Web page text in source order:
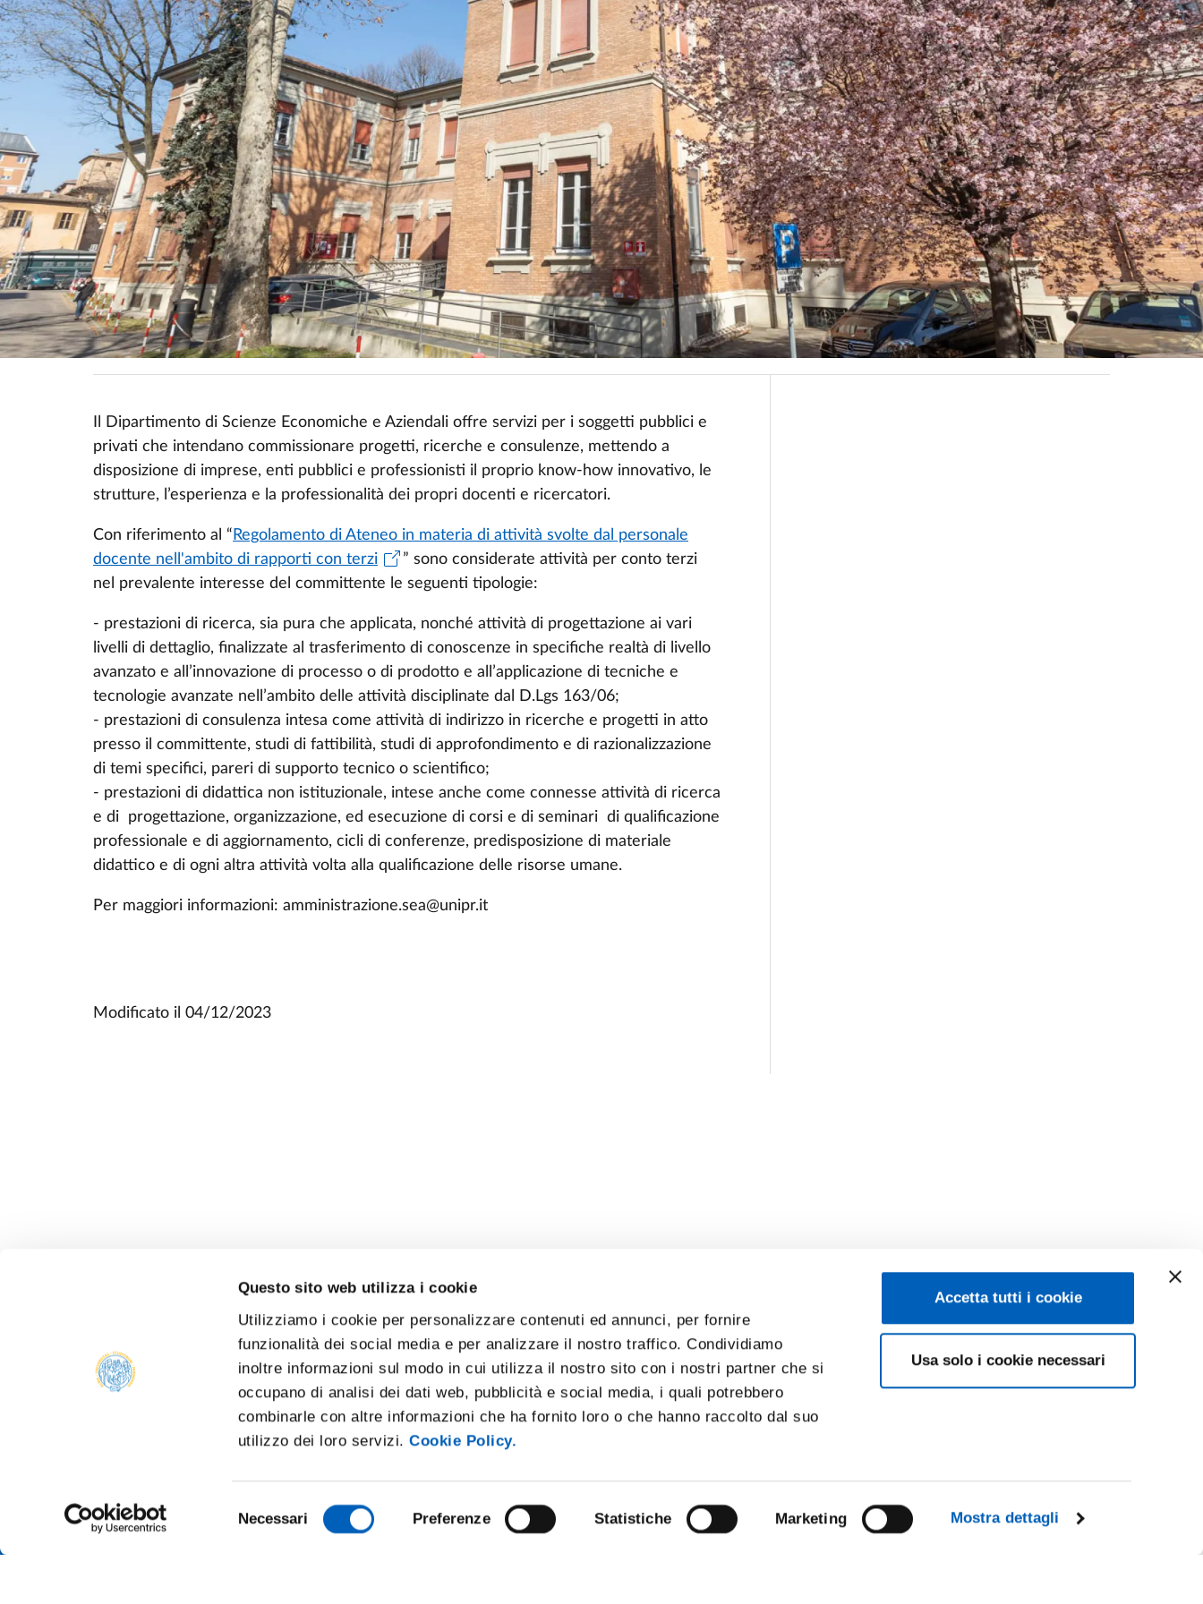
Questo sito web utilizza i cookie
Utilizziamo i cookie per personalizzare contenuti ed annunci, per fornire
funzionalità dei social media e per analizzare il nostro traffico. Condividiamo
inoltre informazioni sul modo in cui utilizza il nostro sito con i nostri partner che si
occupano di analisi dei dati web, pubblicità e social media, i quali potrebbero
combinarle con altre informazioni che ha fornito loro o che hanno raccolto dal suo
utilizzo dei loro servizi.Cookie Policy.
del
Necessari Preferenze Statistiche Marketing Mostra dettagli
Accetta tutti i cookie
Usa solo i cookie necessari
Il Dipartimento di Scienze Economiche e Aziendali offre servizi per i soggetti pubblici e
privati che intendano commissionare progetti, ricerche e consulenze, mettendo a
disposizione di imprese, enti pubblici e professionisti il proprio know-how innovativo, le
strutture, l’esperienza e la professionalità dei propri docenti e ricercatori.
Con riferimento al “ Regolamento di Ateneo in materia di attività svolte dal personale
docente nell'ambito di rapporti con terzi
” sono considerate attività per conto terzi
nel prevalente interesse del committente le seguenti tipologie:
- prestazioni di ricerca, sia pura che applicata, nonché attività di progettazione ai vari
livelli di dettaglio, finalizzate al trasferimento di conoscenze in specifiche realtà di livello
avanzato e all’innovazione di processo o di prodotto e all’applicazione di tecniche e
tecnologie avanzate nell’ambito delle attività disciplinate dal D.Lgs 163/06;
- prestazioni di consulenza intesa come attività di indirizzo in ricerche e progetti in atto
presso il committente, studi di fattibilità, studi di approfondimento e di razionalizzazione
di temi specifici, pareri di supporto tecnico o scientifico;
- prestazioni di didattica non istituzionale, intese anche come connesse attività di ricerca
e di progettazione, organizzazione, ed esecuzione di corsi e di seminari di qualificazione
professionale e di aggiornamento, cicli di conferenze, predisposizione di materiale
didattico e di ogni altra attività volta alla qualificazione delle risorse umane.
Per maggiori informazioni: amministrazione.sea@unipr.it
Modificato il04/12/2023